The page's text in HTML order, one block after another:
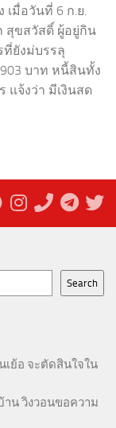
มื่อวันที่ 6 ก.ย.
สุขสวัสดิ์ ผู้อยู่กิน
ยังม่บรรลุ
บาท หนี้สินทั้ง
แจ้งว่า มีเงินสด
Search
เย้อ จะตัดสินใจใน
าน วิงวอนขอความ